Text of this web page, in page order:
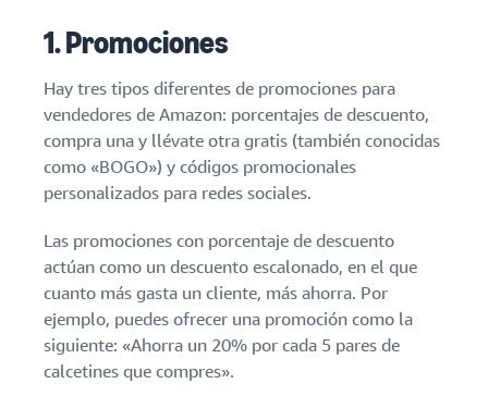
1. Promociones
Hay tres tipos diferentes de promociones para
vendedores de Amazon: porcentajes de descuento,
compra una y llévate otra gratis (también conocidas
como «BOGO») y códigos promocionales
personalizados para redes sociales.
Las promociones con porcentaje de descuento
actúan como un descuento escalonado, en el que
cuanto más gasta un cliente, más ahorra. Por
ejemplo, puedes ofrecer una promoción como la
siguiente: «Ahorra un 20% por cada 5 pares de
calcetines que compres».